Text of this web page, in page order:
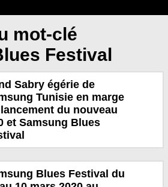
mot-clé
Festival
Sabry égérie de
Tunisie en marge
du nouveau
et Samsung Blues
Blues Festival du